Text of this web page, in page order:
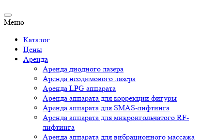
Меню
Каталог
Цены
Аренда
Аренда диодного лазера
Аренда неодимового лазера
Аренда LPG аппарата
Аренда аппарата для коррекции фигуры
Аренда аппарата для SMAS-лифтинга
Аренда аппарата для микроигольчатого RF-
лифтинга
Аренда аппарата для вибрационного массажа